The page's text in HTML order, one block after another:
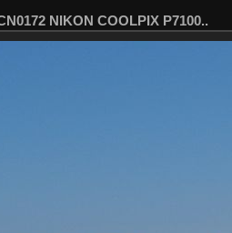
NIKON COOLPIX P7100..